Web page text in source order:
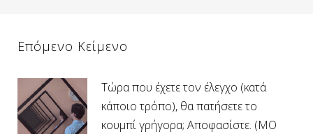
Επόμενο Κείμενο
Τώρα που έχετε τον έλεγχο (κατά
κάποιο τρόπο), θα πατήσετε το
κουμπί γρήγορα; Αποφασίστε. (MO